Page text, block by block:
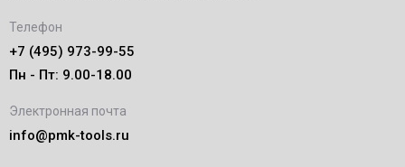
Телефон
+7 (495) 973-99-55
Пн - Пт: 9.00-18.00
Электронная почта
info@pmk-tools.ru